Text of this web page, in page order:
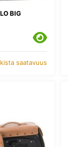
BIG
saatavuus